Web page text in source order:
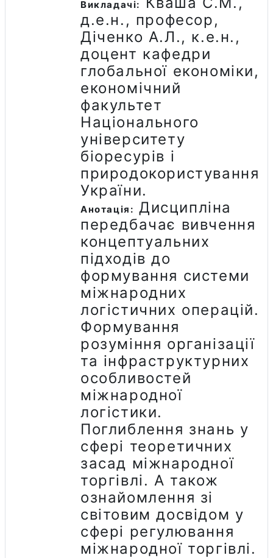
Викладачі:
д.е.н., професор,
Діченко А.Л., к.е.н.,
доцент кафедри
глобальної економіки,
економічний
факультет
Національного
університету
біоресурів і
природокористування
України.
Анотація: Дисципліна
передбачає вивчення
концептуальних
підходів до
формування системи
міжнародних
логістичних операцій.
Формування
розуміння організації
та інфраструктурних
особливостей
міжнародної
логістики.
Поглиблення знань у
сфері теоретичних
засад міжнародної
торгівлі. А також
ознайомлення зі
світовим досвідом у
сфері регулювання
міжнародної торгівлі.